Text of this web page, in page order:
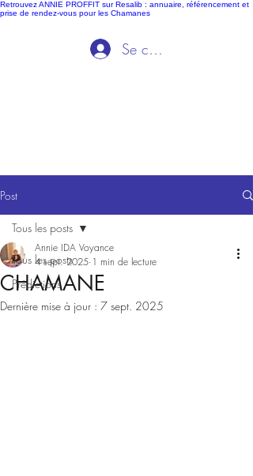
Retrouvez ANNIE PROFFIT sur Resalib : annuaire, référencement et
prise de rendez-vous pour les Chamanes
Ida Voyance Se connecter
Post
Tous les posts
Prédictions
Tous les posts
CHAMANE
Annie IDA Voyance
4 sept. 2025 1 min de lecture
Dernière mise à jour : 7 sept. 2025